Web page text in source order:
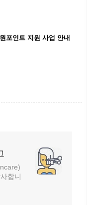
포인트 지원 사업 안내
합니